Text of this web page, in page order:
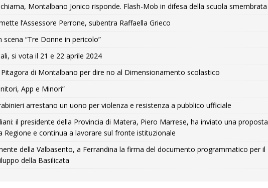
chiama, Montalbano Jonico risponde. Flash-Mob in difesa della scuola smembrata
l’Assessore Perrone, subentra Raffaella Grieco
scena “Tre Donne in pericolo”
si vota il 21 e 22 aprile 2024
di Montalbano per dire no al Dimensionamento scolastico
App e Minori”
arrestano un uono per violenza e resistenza a pubblico ufficiale
il presidente della Provincia di Matera, Piero Marrese, ha inviato una proposta
Regione e continua a lavorare sul fronte istituzionale
della Valbasento, a Ferrandina la firma del documento programmatico per il
della Basilicata